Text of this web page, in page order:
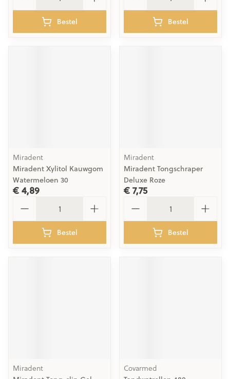
Bestel Bestel
Miradent
Miradent Xylitol Kauwgom
Watermeloen 30
€ 4,89
Bestel
Miradent
Miradent Tongschraper
Deluxe Roze
€ 7,75
Bestel
Miradent
Covarmed